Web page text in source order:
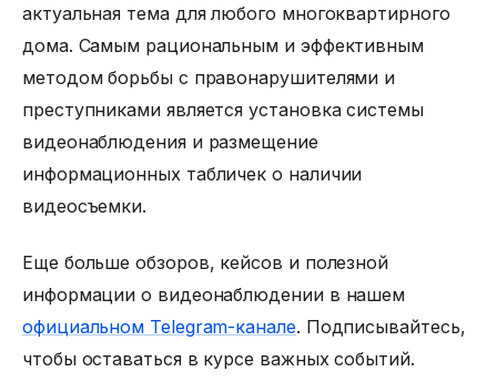
актуальная тема для любого многоквартирного
дома. Самым рациональным и эффективным
методом борьбы с правонарушителями и
преступниками является установка системы
видеонаблюдения и размещение
информационных табличек о наличии
видеосъемки.
Еще больше обзоров, кейсов и полезной
информации о видеонаблюдении в нашем
официальном Telegram-канале. Подписывайтесь,
чтобы оставаться в курсе важных событий.